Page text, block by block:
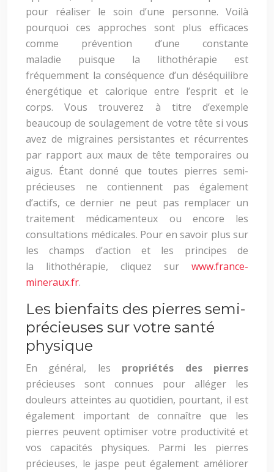
pour réaliser le soin d’une personne. Voilà
pourquoi ces approches sont plus efficaces
comme prévention d’une constante
maladie puisque la lithothérapie est
fréquemment la conséquence d’un déséquilibre
énergétique et calorique entre l’esprit et le
corps. Vous trouverez à titre d’exemple
beaucoup de soulagement de votre tête si vous
avez de migraines persistantes et récurrentes
par rapport aux maux de tête temporaires ou
aigus. Étant donné que toutes pierres semi-
précieuses ne contiennent pas également
d’actifs, ce dernier ne peut pas remplacer un
traitement médicamenteux ou encore les
consultations médicales. Pour en savoir plus sur
les champs d’action et les principes de
la lithothérapie, cliquez sur www.france-
mineraux.fr.
Les bienfaits des pierres semi-
précieuses sur votre santé
physique
En général, les propriétés des pierres
précieuses sont connues pour alléger les
douleurs atteintes au quotidien, pourtant, il est
également important de connaître que les
pierres peuvent optimiser votre productivité et
vos capacités physiques. Parmi les pierres
précieuses, le jaspe peut également améliorer